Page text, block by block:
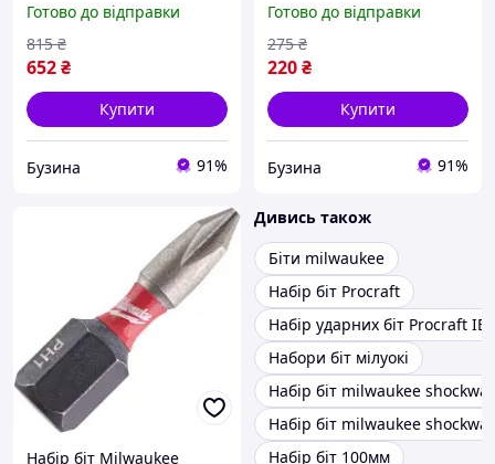
Готово до відправки
652₴
815 ₴
Купити
Бузина 91%
Готово до відправки
220₴
275 ₴
Купити
Бузина 91%
Набір біт Milwaukee
Дивись також
Біти milwaukee
Набір біт Procraft
Набір ударних біт Procraft
Набори біт мілуокі
Набір біт milwaukee
Набір біт milwaukee
Набір біт 100мм